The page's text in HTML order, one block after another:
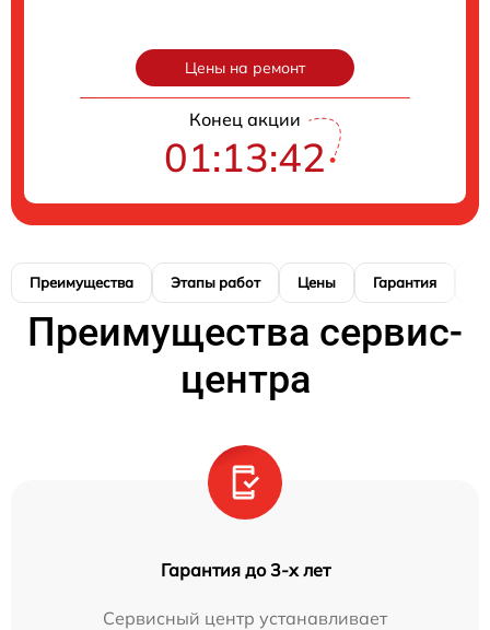
Цены на ремонт
Конец акции
01:13:41
Преимущества Этапы работ Цены Гарантия
Преимущества сервис-
центра
Гарантия до 3-х лет
Сервисный центр устанавливает